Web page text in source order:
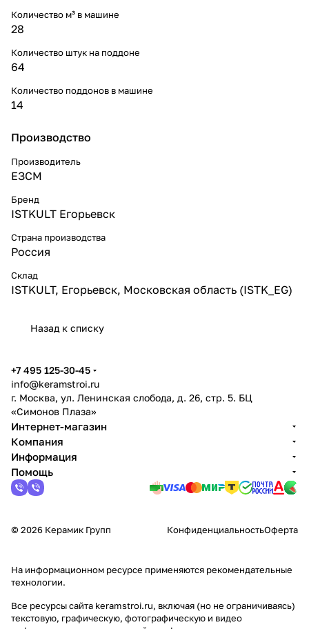
Количество м³ в машине
28
Количество штук на поддоне
64
Количество поддонов в машине
14
Производство
Производитель
ЕЗСМ
Бренд
ISTKULT Егорьевск
Страна производства
Россия
Склад
ISTKULT, Егорьевск, Московская область (ISTK_EG)
Назад к списку
+7 495 125-30-45
info@keramstroi.ru
г. Москва, ул. Ленинская слобода, д. 26, стр. 5. БЦ
«Симонов Плаза»
Интернет-магазин
Компания
Информация
Помощь
© 2026 Керамик Групп КонфиденциальностьОферта
На информационном ресурсе применяются рекомендательные
технологии.
Все ресурсы сайта keramstroi.ru, включая (но не ограничиваясь)
текстовую, графическую, фотографическую и видео